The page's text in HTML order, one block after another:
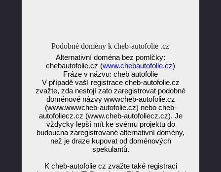
Podobné domény k cheb-autofolie .cz
Alternativní doména bez pomlčky:
chebautofolie.cz (www.chebautofolie.cz)
Fráze v názvu: cheb autofolie
V případě vaší registrace cheb-autofolie.cz
zvažte, zda nestojí zato zaregistrovat podobné
doménové názvy wwwcheb-autofolie.cz
(www.wwwcheb-autofolie.cz) nebo cheb-
autofoliecz.cz (www.cheb-autofoliecz.cz). Je
vždycky lepší mít ke svému projektu do
budoucna zaregistrované alternativní domény,
než je draze kupovat od doménových
spekulantů.
K cheb-autofolie cz zvažte také registraci